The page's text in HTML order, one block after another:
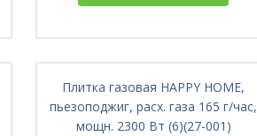
Плитка газовая HAPPY HOME,
пьезоподжиг, расх. газа 165 г/час,
мощн. 2300 Вт (6)(27-001)